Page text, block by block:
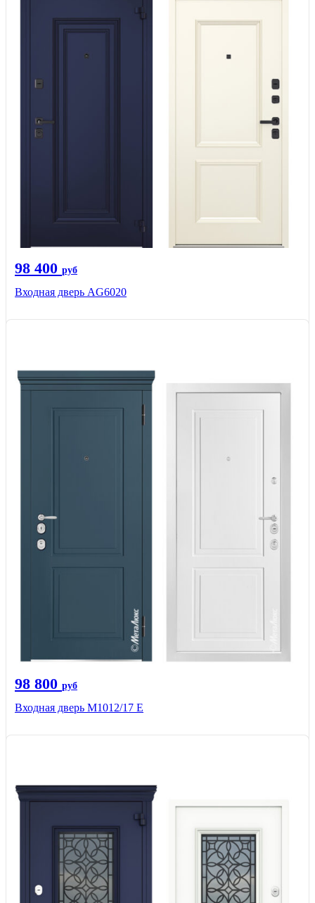
98 400 руб
Входная дверь AG6020
98 800 руб
Входная дверь М1012/17 E